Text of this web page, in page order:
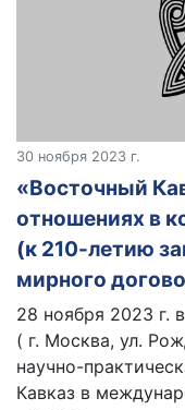
30 ноября 2023 г.
«Восточный
отношениях в
(к 210-летию
мирного
28 ноября 2023 г.
( г. Москва, ул.
научно-
Кавказ в